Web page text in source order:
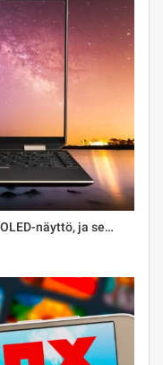
näyttö, ja se…